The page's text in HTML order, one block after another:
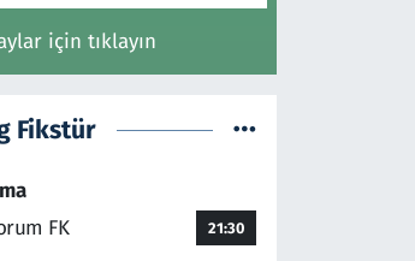
için tıklayın
Fikstür
FK
21:30